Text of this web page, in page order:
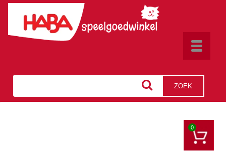
Toggle
ZOEK
0